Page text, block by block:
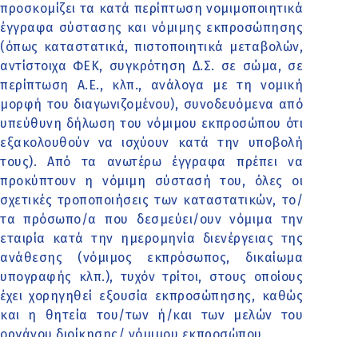
προσκομίζει τα κατά περίπτωση νομιμοποιητικά
έγγραφα σύστασης και νόμιμης εκπροσώπησης
(όπως καταστατικά, πιστοποιητικά μεταβολών,
αντίστοιχα ΦΕΚ, συγκρότηση Δ.Σ. σε σώμα, σε
περίπτωση Α.Ε., κλπ., ανάλογα με τη νομική
μορφή του διαγωνιζομένου), συνοδευόμενα από
υπεύθυνη δήλωση του νόμιμου εκπροσώπου ότι
εξακολουθούν να ισχύουν κατά την υποβολή
τους). Από τα ανωτέρω έγγραφα πρέπει να
προκύπτουν η νόμιμη σύστασή του, όλες οι
σχετικές τροποποιήσεις των καταστατικών, το/
τα πρόσωπο/α που δεσμεύει/ουν νόμιμα την
εταιρία κατά την ημερομηνία διενέργειας της
ανάθεσης (νόμιμος εκπρόσωπος, δικαίωμα
υπογραφής κλπ.), τυχόν τρίτοι, στους οποίους
έχει χορηγηθεί εξουσία εκπροσώπησης, καθώς
και η θητεία του/των ή/και των μελών του